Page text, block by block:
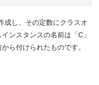
成し、その定数にクラスオ
ンスタンスの名前は「C」
ら付けられたものです。